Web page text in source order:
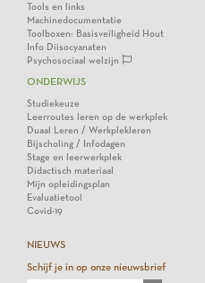
Tools en links
Machinedocumentatie
Toolboxen: Basisveiligheid Hout
Info Diisocyanaten
Psychosociaal welzijn
ONDERWIJS
Studiekeuze
Leerroutes leren op de werkplek
Duaal Leren / Werkplekleren
Bijscholing / Infodagen
Stage en leerwerkplek
Didactisch materiaal
Mijn opleidingsplan
Evaluatietool
Covid-19
NIEUWS
Schijf je in op onze nieuwsbrief